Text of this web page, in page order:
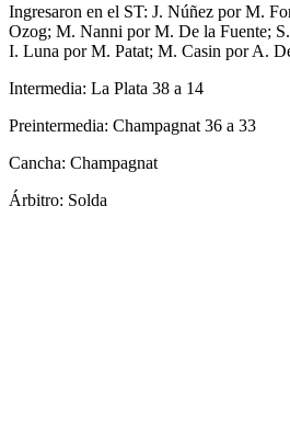
Ingresaron en el ST: J. Núñez por M.
Ozog; M. Nanni por M. De la Fuente;
I. Luna por M. Patat; M. Casin por A.
Intermedia: La Plata 38 a 14
Preintermedia: Champagnat 36 a 33
Cancha: Champagnat
Árbitro: Solda